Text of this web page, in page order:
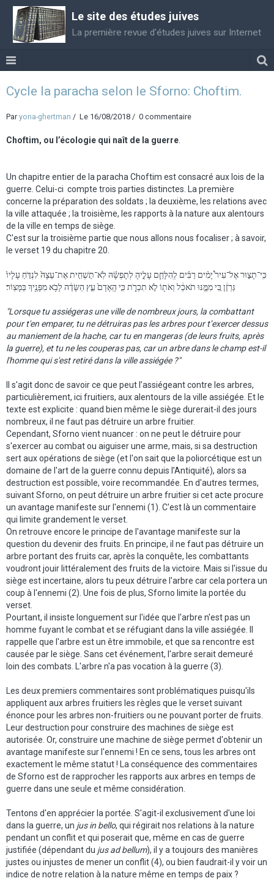
Le site des études juives
La première revue d'études juives sur Internet
Cycle la paracha selon le Sforno: Choftim.
Par yona-ghertman Le 16/08/2018 0 commentaire
Choftim, ou l’écologie qui naît de la guerre
Un chapitre entier de la paracha Choftim est consacré aux lois de la
guerre. Celui-ci compte trois parties distinctes. La première
concerne la préparation des soldats ; la deuxième, les relations avec
la ville attaquée ; la troisième, les rapports à la nature aux alentours
de la ville en temps de siège.
C'est sur la troisième partie que nous allons nous focaliser ; à savoir,
le verset 19 du chapitre 20.
כִּֽי־תָצ֣וּר אֶל־עִיר֩ יָמִ֨ים רַבִּ֜ים לְֽהִלָּחֵ֧ם עָלֶ֣יהָ לְתָפְשָׂ֗הּ לֹֽא־תַשְׁחִ֤ית אֶת־עֵצָהּ֙ לִנְדֹּ֤חַ עָלָיו֙
גַּרְזֶ֔ן כִּ֚י מִמֶּ֣נּוּ תֹאכֵ֔ל וְאֹת֖וֹ לֹ֣א תִכְרֹ֑ת כִּ֤י הָֽאָדָם֙ עֵ֣ץ הַשָּׂדֶ֔ה לָבֹ֥א מִפָּנֶ֖יךָ בַּמָּצֽוֹר׃
"Lorsque tu assiégeras une ville de nombreux jours, la combattant
pour t'en emparer, tu ne détruiras pas les arbres pour t’exercer dessus
au maniement de la hache, car tu en mangeras (de leurs fruits, après
la guerre), et tu ne les couperas pas, car un arbre dans le champ est-il
l'homme qui s'est retiré dans la ville assiégée ?"
Il s'agit donc de savoir ce que peut l’assiégeant contre les arbres,
particulièrement, ici fruitiers, aux alentours de la ville assiégée. Et le
texte est explicite : quand bien même le siège durerait-il des jours
nombreux, il ne faut pas détruire un arbre fruitier.
Cependant, Sforno vient nuancer : on ne peut le détruire pour
s'exercer au combat ou aiguiser une arme, mais, si sa destruction
sert aux opérations de siège (et l'on sait que la poliorcétique est un
domaine de l'art de la guerre connu depuis l’Antiquité), alors sa
destruction est possible, voire recommandée. En d'autres termes,
suivant Sforno, on peut détruire un arbre fruitier si cet acte procure
un avantage manifeste sur l'ennemi (1). C'est là un commentaire
qui limite grandement le verset.
On retrouve encore le principe de l'avantage manifeste sur la
question du devenir des fruits. En principe, il ne faut pas détruire un
arbre portant des fruits car, après la conquête, les combattants
voudront jouir littéralement des fruits de la victoire. Mais si l'issue du
siège est incertaine, alors tu peux détruire l'arbre car cela portera un
coup à l'ennemi (2). Une fois de plus, Sforno limite la portée du
verset.
Pourtant, il insiste longuement sur l'idée que l'arbre n'est pas un
homme fuyant le combat et se réfugiant dans la ville assiégée. Il
rappelle que l'arbre est un être immobile, et que sa rencontre est
causée par le siège. Sans cet événement, l'arbre serait demeuré
loin des combats. L'arbre n'a pas vocation à la guerre (3).
Les deux premiers commentaires sont problématiques puisqu'ils
appliquent aux arbres fruitiers les règles que le verset suivant
énonce pour les arbres non-fruitiers ou ne pouvant porter de fruits.
Leur destruction pour construire des machines de siège est
autorisée. Or, construire une machine de siège permet d'obtenir un
avantage manifeste sur l'ennemi ! En ce sens, tous les arbres ont
exactement le même statut ! La conséquence des commentaires
de Sforno est de rapprocher les rapports aux arbres en temps de
guerre dans une seule et même considération.
Tentons d'en apprécier la portée. S'agit-il exclusivement d'une loi
dans la guerre, un jus in bello, qui régirait nos relations à la nature
pendant un conflit et qui poserait que, même en cas de guerre
justifiée (dépendant du jus ad bellum), il y a toujours des manières
justes ou injustes de mener un conflit (4), ou bien faudrait-il y voir un
indice de notre relation à la nature même en temps de paix ?